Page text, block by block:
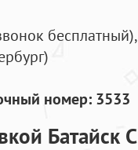
бесплатный),
номер: 3533